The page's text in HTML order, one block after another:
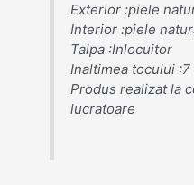
Exterior :piele
Interior :piele
Talpa :Inlocuitor
Inaltimea tocului :7
Produs realizat la
lucratoare